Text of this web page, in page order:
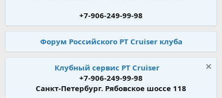
+7-906-249-99-98
Форум Российского PT Cruiser клуба
Клубный сервис PT Cruiser
+7-906-249-99-98
Санкт-Петербург. Рябовское шоссе 118